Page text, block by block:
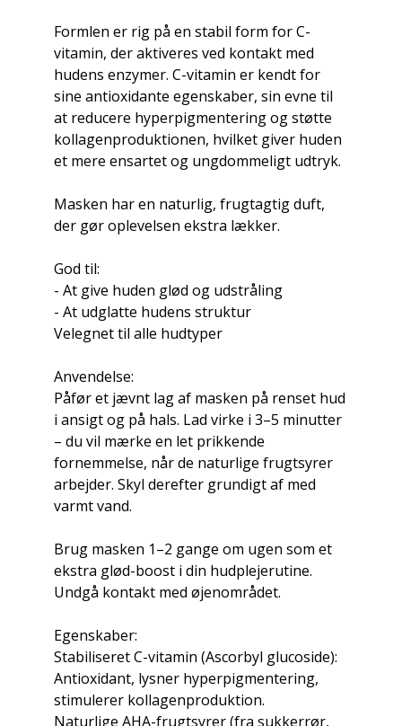
Formlen er rig på en stabil form for C-
vitamin, der aktiveres ved kontakt med
hudens enzymer. C-vitamin er kendt for
sine antioxidante egenskaber, sin evne til
at reducere hyperpigmentering og støtte
kollagenproduktionen, hvilket giver huden
et mere ensartet og ungdommeligt udtryk.
Masken har en naturlig, frugtagtig duft,
der gør oplevelsen ekstra lækker.
God til:
- At give huden glød og udstråling
- At udglatte hudens struktur
Velegnet til alle hudtyper
Anvendelse:
Påfør et jævnt lag af masken på renset hud
i ansigt og på hals. Lad virke i 3–5 minutter
– du vil mærke en let prikkende
fornemmelse, når de naturlige frugtsyrer
arbejder. Skyl derefter grundigt af med
varmt vand.
Brug masken 1–2 gange om ugen som et
ekstra glød-boost i din hudplejerutine.
Undgå kontakt med øjenområdet.
Egenskaber:
Stabiliseret C-vitamin (Ascorbyl glucoside):
Antioxidant, lysner hyperpigmentering,
stimulerer kollagenproduktion.
Naturlige AHA-frugtsyrer (fra sukkerrør,